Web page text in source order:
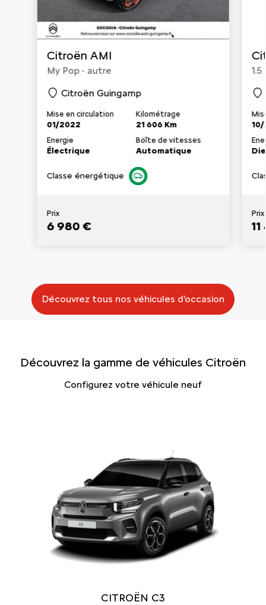
Découvrez tous nos véhicules d'occasion
Citroën AMI
My Pop - autre
Citroën Guingamp
Mise en circulation
01/2022
Kilométrage
21 606 Km
Energie
Électrique
Boîte de vitesses
Automatique
Classe énergétique
Prix
6 980 €
Prix
Découvrez la gamme de véhicules Citroën
Configurez votre véhicule neuf
CITROËN C3